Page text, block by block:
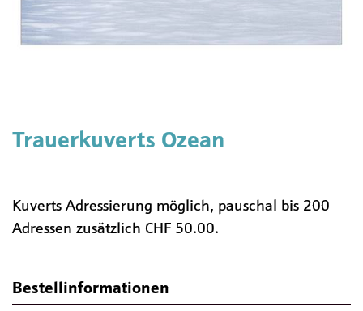
Trauerkuverts Ozean
Kuverts Adressierung möglich, pauschal bis 200
Adressen zusätzlich CHF 50.00.
Bestellinformationen